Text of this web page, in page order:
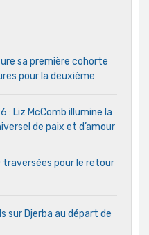
sa première cohorte
pour la deuxième
: Liz McComb illumine la
de paix et d’amour
pour le retour
sur Djerba au départ de